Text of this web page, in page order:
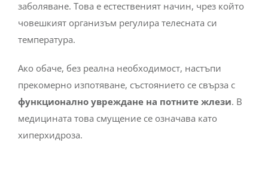
заболяване. Това е естественият начин, чрез който
човешкият организъм регулира телесната си
температура.
Ако обаче, без реална необходимост, настъпи
прекомерно изпотяване, състоянието се свърза с
функционално увреждане на потните жлези. В
медицината това смущение се означава като
хиперхидроза.